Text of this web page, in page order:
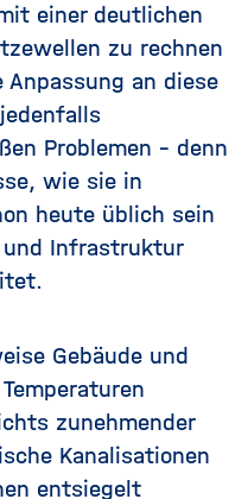
einer deutlichen
zu rechnen
Anpassung an diese
Problemen – denn
wie sie in
heute üblich sein
und Infrastruktur
Gebäude und
zunehmender
Kanalisationen
entsiegelt